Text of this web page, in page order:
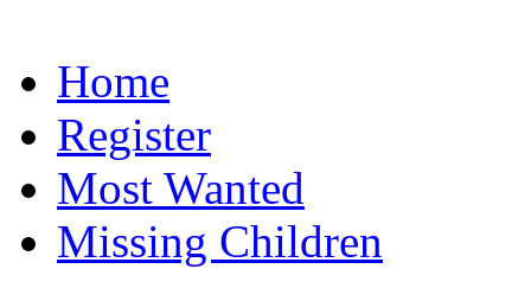
Home
Register
Most Wanted
Missing Children